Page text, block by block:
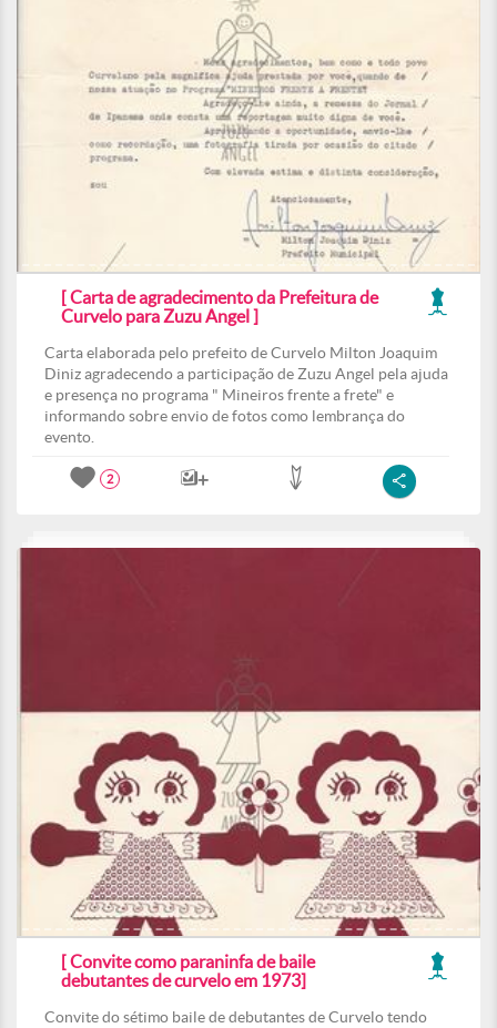
[ Carta de agradecimento da Prefeitura de
Curvelo para Zuzu Angel ]
Carta elaborada pelo prefeito de Curvelo Milton Joaquim
Diniz agradecendo a participação de Zuzu Angel pela ajuda
e presença no programa " Mineiros frente a frete" e
informando sobre envio de fotos como lembrança do
evento.
2
[ Convite como paraninfa de baile
debutantes de curvelo em 1973]
Convite do sétimo baile de debutantes de Curvelo tendo